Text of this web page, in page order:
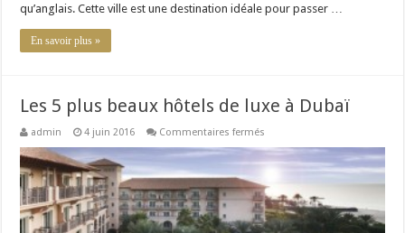
qu’anglais. Cette ville est une destination idéale pour passer …
En savoir plus »
Les 5 plus beaux hôtels de luxe à Dubaï
admin 4 juin 2016 Commentaires fermés
hôtels
de
luxe
à